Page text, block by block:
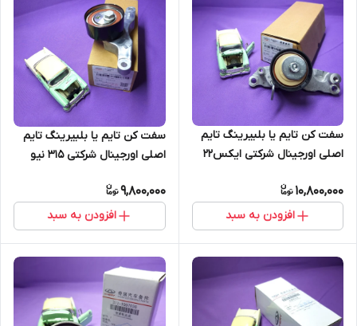
سفت کن تایم یا بلبیرینگ تایم
اصلی اورجینال شرکتی ایکس22
10,800,000
افزودن به سبد
سفت کن تایم یا بلبیرینگ تایم
اصلی اورجینال شرکتی 315 نیو
9,800,000
افزودن به سبد